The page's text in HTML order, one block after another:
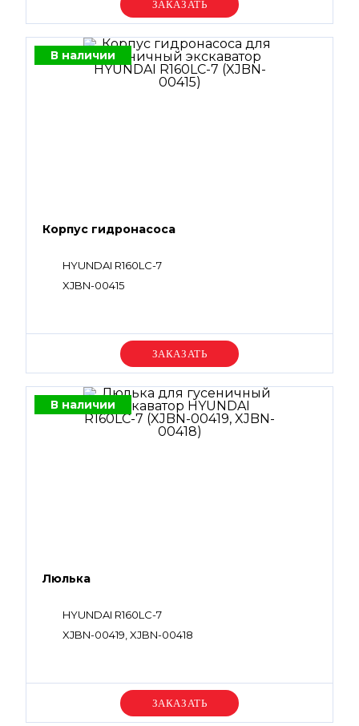
Уточняйте цену
В наличии
Корпус гидронасоса
HYUNDAI R160LC-7
XJBN-00415
Уточняйте цену
В наличии
Люлька
HYUNDAI R160LC-7
XJBN-00419, XJBN-00418
Уточняйте цену